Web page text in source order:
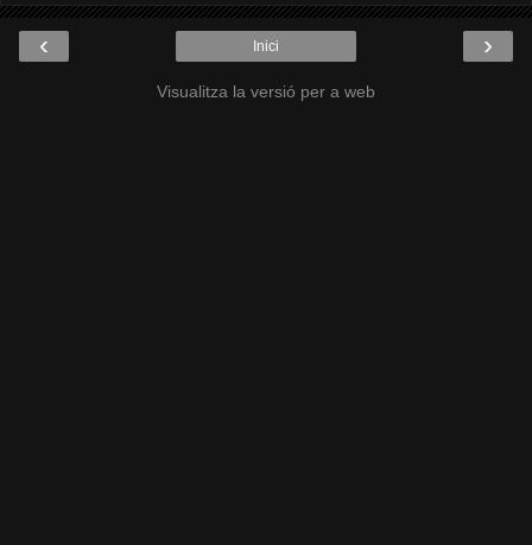
‹ ›
Inici
Visualitza la versió per a web